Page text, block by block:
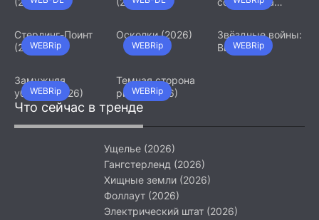
WEBRip
Стерлинг-Поинт
(2026)
WEBRip
Осколки (2026)
WEBRip
Звёздные войны:
Видения.
WEBRip
Замужняя
убийца (2026)
WEBRip
Темная сторона
ринга (2026)
Что сейчас в тренде
Ущелье (2026)
Гангстерленд (2026)
Хищные земли (2026)
Фоллаут (2026)
Электрический штат (2026)